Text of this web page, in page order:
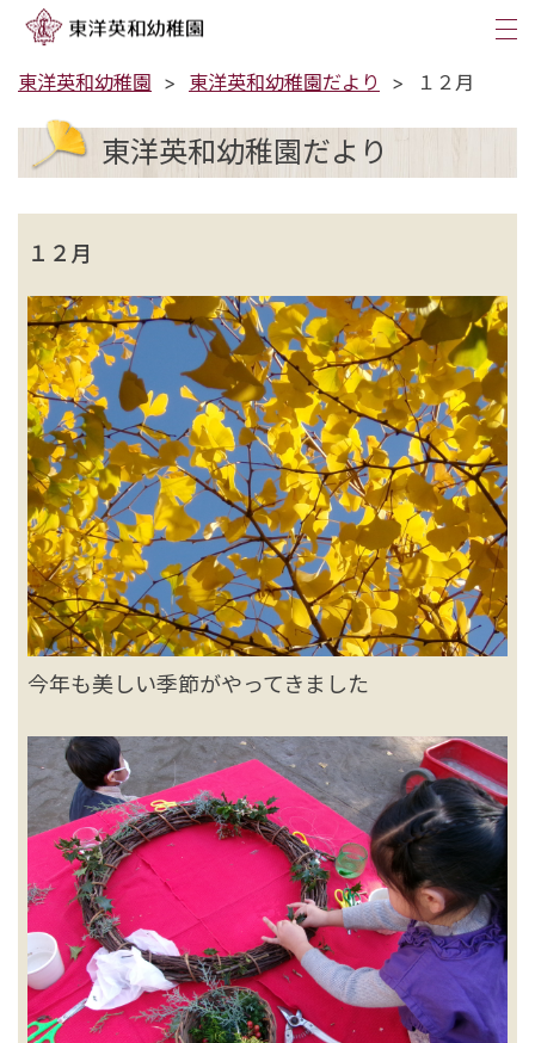
東洋英和幼稚園
東洋英和幼稚園だより １２月
東洋英和幼稚園だより
１２月
今年も美しい季節がやってきました